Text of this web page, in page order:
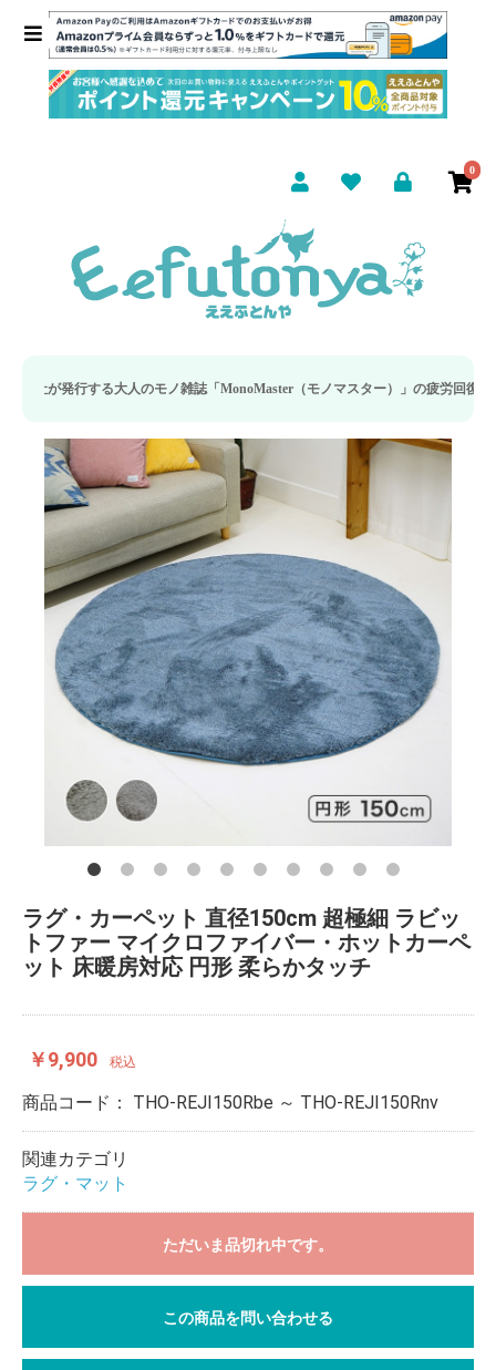
0
モノ雑誌「MonoMaster（モノマスター）」の疲労回復・睡眠の向上特集に当社
ラグ・カーペット 直径150cm 超極細 ラビッ
トファー マイクロファイバー・ホットカーペ
ット 床暖房対応 円形 柔らかタッチ
￥9,900 税込
商品コード： THO-REJI150Rbe ～ THO-REJI150Rnv
関連カテゴリ
ラグ・マット
ただいま品切れ中です。
この商品を問い合わせる